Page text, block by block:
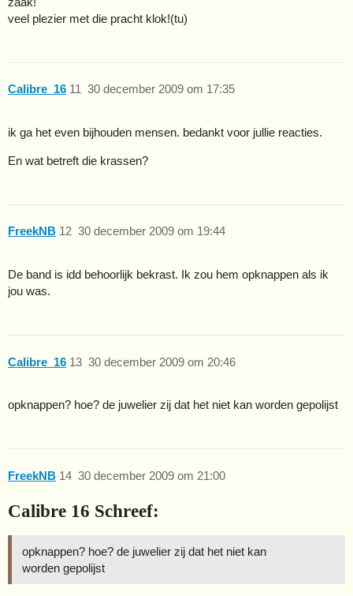
veel plezier met die pracht klok!(tu)
Calibre_16 30 december 2009 om 17:35
11
ik ga het even bijhouden mensen. bedankt voor jullie reacties.
En wat betreft die krassen?
FreekNB 30 december 2009 om 19:44
12
De band is idd behoorlijk bekrast. Ik zou hem opknappen als ik
jou was.
Calibre_16 30 december 2009 om 20:46
13
opknappen? hoe? de juwelier zij dat het niet kan worden gepolijst
FreekNB 30 december 2009 om 21:00
14
Calibre 16 Schreef:
opknappen? hoe? de juwelier zij dat het niet kan
worden gepolijst